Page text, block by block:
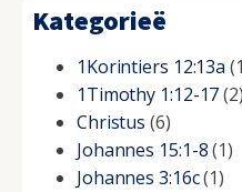
Kategorieë
1Korintiers 12:13a
1Timothy 1:12-17(2)
Christus (6)
Johannes 15:1-8(1)
Johannes 3:16c(1)